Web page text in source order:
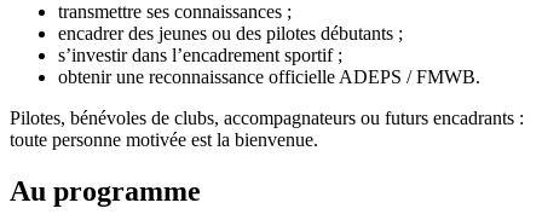
transmettre ses connaissances ;
encadrer des jeunes ou des pilotes débutants ;
s’investir dans l’encadrement sportif ;
obtenir une reconnaissance officielle ADEPS / FMWB.
Pilotes, bénévoles de clubs, accompagnateurs ou futurs encadrants :
toute personne motivée est la bienvenue.
Au programme